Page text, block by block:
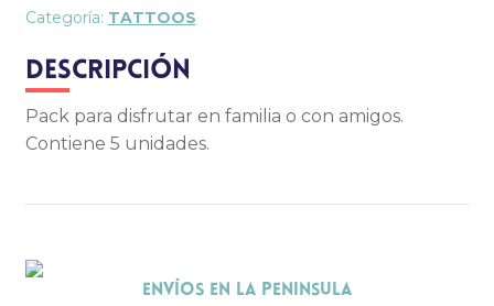
Christmas
Descargables
The Box
Categoría: TATTOOS
Descripción
Pack para disfrutar en familia o con amigos.
Contiene 5 unidades.
Envíos en la peninsula